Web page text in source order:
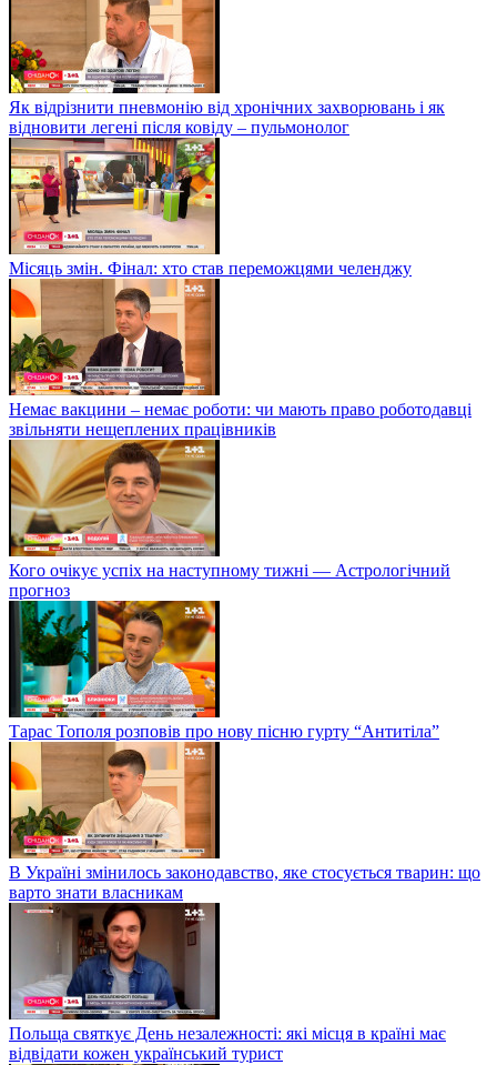
Як відрізнити пневмонію від хронічних захворювань і як
відновити легені після ковіду – пульмонолог
Місяць змін. Фінал: хто став переможцями челенджу
Немає вакцини – немає роботи: чи мають право роботодавці
звільняти нещеплених працівників
Кого очікує успіх на наступному тижні — Астрологічний
прогноз
Тарас Тополя розповів про нову пісню гурту “Антитіла”
В Україні змінилось законодавство, яке стосується тварин: що
варто знати власникам
Польща святкує День незалежності: які місця в країні має
відвідати кожен український турист